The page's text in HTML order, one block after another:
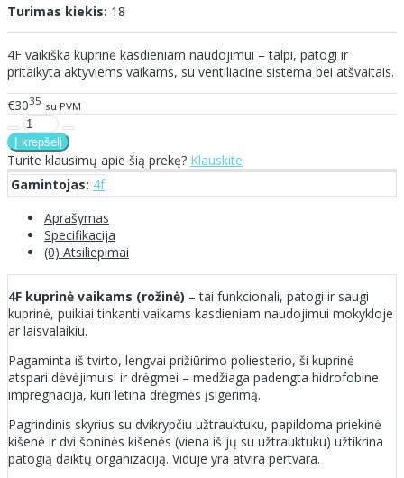
Turimas kiekis: 18
4F vaikiška kuprinė kasdieniam naudojimui – talpi, patogi ir
pritaikyta aktyviems vaikams, su ventiliacine sistema bei atšvaitais.
€3035 su PVM
Turite klausimų apie šią prekę? Klauskite
Gamintojas: 4f
Aprašymas
Specifikacija
(0) Atsiliepimai
4F kuprinė vaikams (rožinė) – tai funkcionali, patogi ir saugi
kuprinė, puikiai tinkanti vaikams kasdieniam naudojimui mokykloje
ar laisvalaikiu.
Pagaminta iš tvirto, lengvai prižiūrimo poliesterio, ši kuprinė
atspari dėvėjimuisi ir drėgmei – medžiaga padengta hidrofobine
impregnacija, kuri lėtina drėgmės įsigėrimą.
Pagrindinis skyrius su dvikrypčiu užtrauktuku, papildoma priekinė
kišenė ir dvi šoninės kišenės (viena iš jų su užtrauktuku) užtikrina
patogią daiktų organizaciją. Viduje yra atvira pertvara.